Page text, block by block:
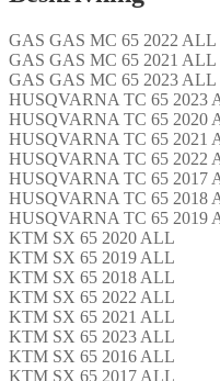
GAS GAS MC 65 2022 ALL
GAS GAS MC 65 2021 ALL
GAS GAS MC 65 2023 ALL
HUSQVARNA TC 65 2023
HUSQVARNA TC 65 2020
HUSQVARNA TC 65 2021
HUSQVARNA TC 65 2022
HUSQVARNA TC 65 2017
HUSQVARNA TC 65 2018
HUSQVARNA TC 65 2019
KTM SX 65 2020 ALL
KTM SX 65 2019 ALL
KTM SX 65 2018 ALL
KTM SX 65 2022 ALL
KTM SX 65 2021 ALL
KTM SX 65 2023 ALL
KTM SX 65 2016 ALL
KTM SX 65 2017 ALL